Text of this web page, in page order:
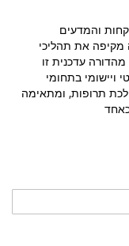
והמדעים
מקיפה את תהליכי
מהדורה עדכנית זו
ויישומי בתחומי
תרופות, ומתאימה